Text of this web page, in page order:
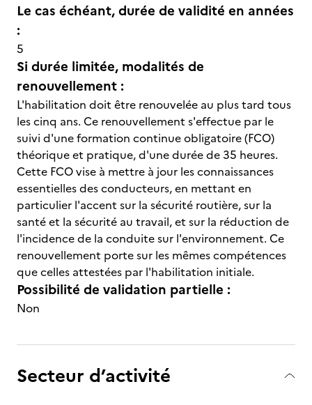
Le cas échéant, durée de validité en années
:
5
Si durée limitée, modalités de
renouvellement :
L'habilitation doit être renouvelée au plus tard tous
les cinq ans. Ce renouvellement s'effectue par le
suivi d'une formation continue obligatoire (FCO)
théorique et pratique, d'une durée de 35 heures.
Cette FCO vise à mettre à jour les connaissances
essentielles des conducteurs, en mettant en
particulier l'accent sur la sécurité routière, sur la
santé et la sécurité au travail, et sur la réduction de
l'incidence de la conduite sur l'environnement. Ce
renouvellement porte sur les mêmes compétences
que celles attestées par l'habilitation initiale.
Possibilité de validation partielle :
Non
Secteur d’activité